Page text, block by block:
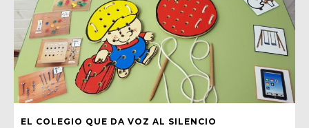
EL COLEGIO QUE DA VOZ AL SILENCIO